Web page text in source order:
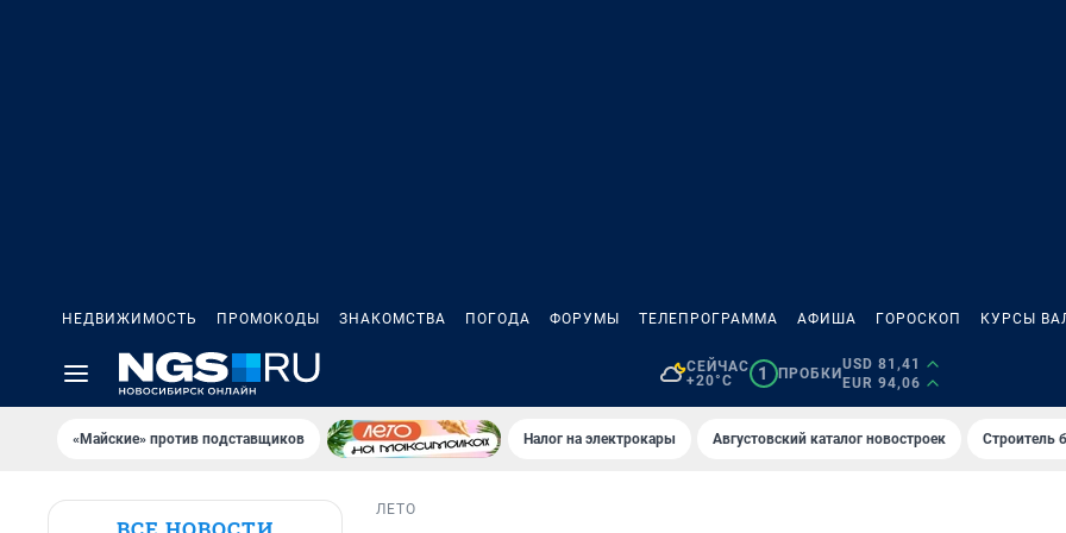
НЕДВИЖИМОСТЬ ПРОМОКОДЫ ЗНАКОМСТВА ПОГОДА ФОРУМЫ ТЕЛЕПРОГРАММА АФИША ГОРОСКОП КУРСЫ
СЕЙЧАС
+20°C
1 ПРОБКИ
USD 81,41
EUR 94,06
«Майские» против подставщиков Налог на электрокары Августовский каталог новостроек Строитель
ЛЕТО